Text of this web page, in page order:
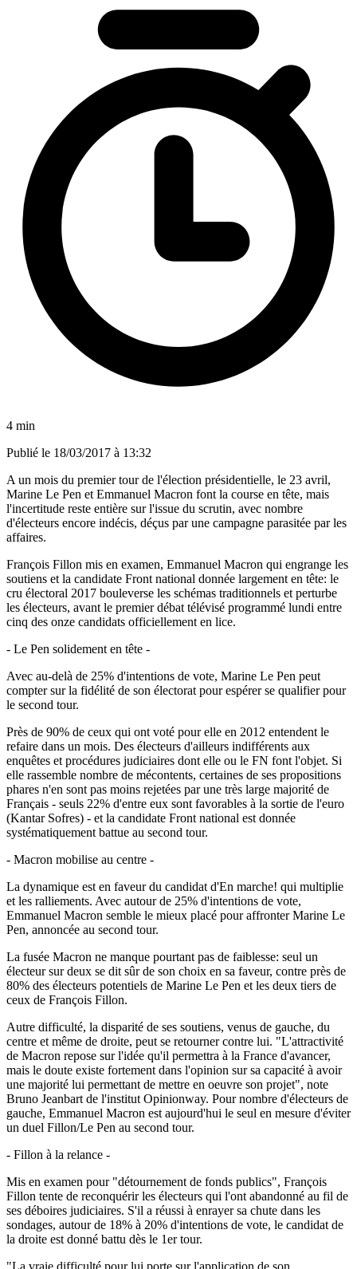
4 min
Publié le 18/03/2017 à 13:32
A un mois du premier tour de l'élection présidentielle, le 23 avril,
Marine Le Pen et Emmanuel Macron font la course en tête, mais
l'incertitude reste entière sur l'issue du scrutin, avec nombre
d'électeurs encore indécis, déçus par une campagne parasitée par les
affaires.
François Fillon mis en examen, Emmanuel Macron qui engrange les
soutiens et la candidate Front national donnée largement en tête: le
cru électoral 2017 bouleverse les schémas traditionnels et perturbe
les électeurs, avant le premier débat télévisé programmé lundi entre
cinq des onze candidats officiellement en lice.
- Le Pen solidement en tête -
Avec au-delà de 25% d'intentions de vote, Marine Le Pen peut
compter sur la fidélité de son électorat pour espérer se qualifier pour
le second tour.
Près de 90% de ceux qui ont voté pour elle en 2012 entendent le
refaire dans un mois. Des électeurs d'ailleurs indifférents aux
enquêtes et procédures judiciaires dont elle ou le FN font l'objet. Si
elle rassemble nombre de mécontents, certaines de ses propositions
phares n'en sont pas moins rejetées par une très large majorité de
Français - seuls 22% d'entre eux sont favorables à la sortie de l'euro
(Kantar Sofres) - et la candidate Front national est donnée
systématiquement battue au second tour.
- Macron mobilise au centre -
La dynamique est en faveur du candidat d'En marche! qui multiplie
et les ralliements. Avec autour de 25% d'intentions de vote,
Emmanuel Macron semble le mieux placé pour affronter Marine Le
Pen, annoncée au second tour.
La fusée Macron ne manque pourtant pas de faiblesse: seul un
électeur sur deux se dit sûr de son choix en sa faveur, contre près de
80% des électeurs potentiels de Marine Le Pen et les deux tiers de
ceux de François Fillon.
Autre difficulté, la disparité de ses soutiens, venus de gauche, du
centre et même de droite, peut se retourner contre lui. "L'attractivité
de Macron repose sur l'idée qu'il permettra à la France d'avancer,
mais le doute existe fortement dans l'opinion sur sa capacité à avoir
une majorité lui permettant de mettre en oeuvre son projet", note
Bruno Jeanbart de l'institut Opinionway. Pour nombre d'électeurs de
gauche, Emmanuel Macron est aujourd'hui le seul en mesure d'éviter
un duel Fillon/Le Pen au second tour.
- Fillon à la relance -
Mis en examen pour "détournement de fonds publics", François
Fillon tente de reconquérir les électeurs qui l'ont abandonné au fil de
ses déboires judiciaires. S'il a réussi à enrayer sa chute dans les
sondages, autour de 18% à 20% d'intentions de vote, le candidat de
la droite est donné battu dès le 1er tour.
"La vraie difficulté pour lui porte sur l'application de son